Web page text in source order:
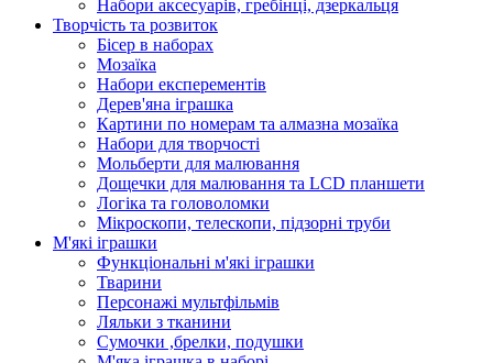
Набори аксесуарів, гребінці, дзеркальця
Творчість та розвиток
Бісер в наборах
Мозаїка
Набори експерементів
Дерев'яна іграшка
Картини по номерам та алмазна мозаїка
Набори для творчості
Мольберти для малювання
Дощечки для малювання та LCD планшети
Логіка та головоломки
Мікроскопи, телескопи, підзорні труби
М'які іграшки
Функціональні м'які іграшки
Тварини
Персонажі мультфільмів
Ляльки з тканини
Сумочки ,брелки, подушки